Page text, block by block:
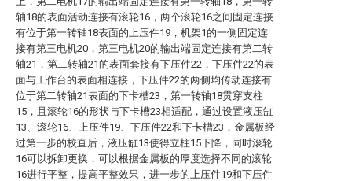
轴18的表面活动连接有滚轮16，两个滚轮16之间固定连接
有位于第一转轴18表面的上压件19，机架1的一侧固定连
接有第三电机20，第三电机20的输出端固定连接有第二转
轴21，第二转轴21的表面套接有下压件22，下压件22的表
面与工作台的表面相连接，下压件22的两侧均传动连接有
位于第二转轴21表面的下卡槽23，第一转轴18贯穿支柱
15，且滚轮16的形状与下卡槽23相适配，通过设置液压缸
13、滚轮16、上压件19、下压件22和下卡槽23，金属板经
过第一步的校直后，液压缸13使得立柱15下降，同时滚轮
16可以拆卸更换，可以根据金属板的厚度选择不同的滚轮
16进行平整，提高平整效果，进一步的上压件19和下压件